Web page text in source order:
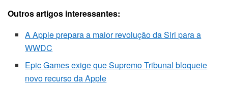
Outros artigos interessantes:
A Apple prepara a maior revolução da Siri para a
WWDC
Epic Games exige que Supremo Tribunal bloqueie
novo recurso da Apple